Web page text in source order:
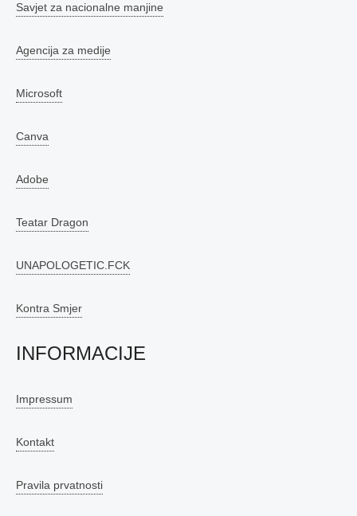
Savjet za nacionalne manjine
Agencija za medije
Microsoft
Canva
Adobe
Teatar Dragon
UNAPOLOGETIC.FCK
Kontra Smjer
INFORMACIJE
Impressum
Kontakt
Pravila prvatnosti